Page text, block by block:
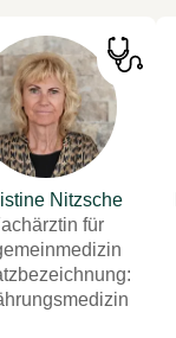
Nitzsche
für